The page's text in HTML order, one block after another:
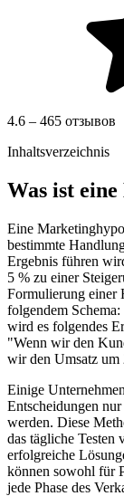
4.6 – 465 отзывов
Inhaltsverzeichnis
Was ist
Eine
bestimmte
Ergebnis führen
5 % zu einer
Formulierung einer
folgendem
wird es folgendes
"Wenn wir den
wir den Umsatz um
Einige
Entscheidungen
werden. Diese
das tägliche Testen
erfolgreiche
können sowohl für
jede Phase des